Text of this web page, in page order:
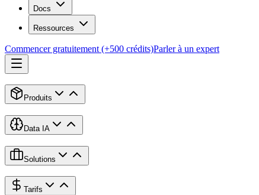
Docs
Ressources
Commencer gratuitement (+500 crédits)Parler à un expert
Produits
Data IA
Solutions
Tarifs